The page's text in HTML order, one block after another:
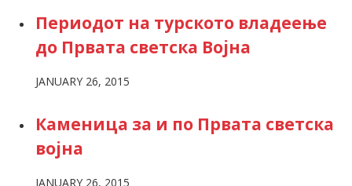
Периодот на турското владеење
до Првата светска Војна
JANUARY 26, 2015
Каменица за и по Првата светска
војна
JANUARY 26, 2015